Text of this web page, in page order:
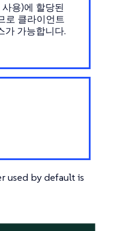
용)에 할당된
로 클라이언트
가 가능합니다.
used by default is